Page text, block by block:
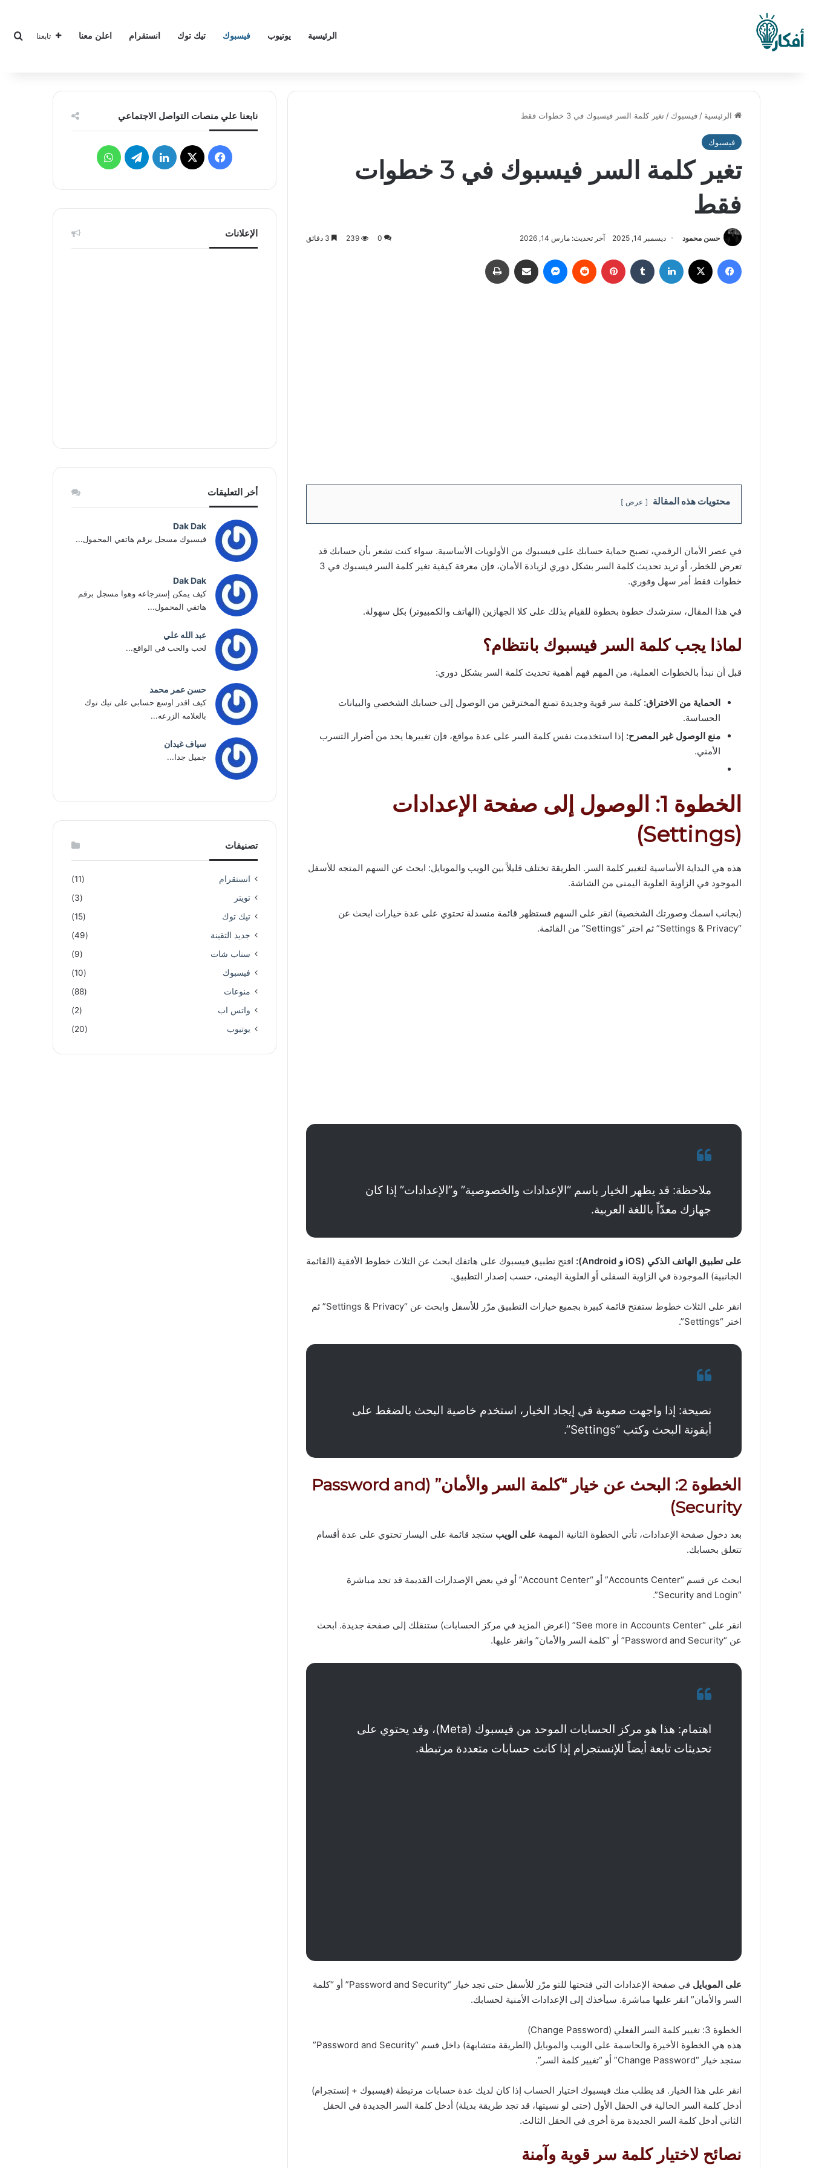
الرئيسية يوتيوب فيسبوك تيك توك انستقرام اعلن معنا تابعنا
الرئيسية / فيسبوك / تغير كلمة السر فيسبوك في 3 خطوات فقط
فيسبوك
تغير كلمة السر فيسبوك في 3 خطوات
فقط
حسن محمود ديسمبر 14, 2025 آخر تحديث: مارس 14, 2026 0
239
فيسبوك لينكدإن بينتيريست ماسنجر مشاركة عبر البريد
محتويات هذه المقالة عرض
في عصر الأمان الرقمي، تصبح حماية حسابك على فيسبوك من الأولويات الأساسية. سواء كنت تشعر بأن حسابك قد
تعرض للخطر، أو تريد تحديث كلمة السر بشكل دوري لزيادة الأمان، فإن معرفة كيفية تغير كلمة السر فيسبوك في 3
خطوات فقط أمر سهل وفوري.
في هذا المقال، سنرشدك خطوة بخطوة للقيام بذلك على كلا الجهازين (الهاتف والكمبيوتر) بكل سهولة.​
لماذا يجب كلمة السر فيسبوك بانتظام؟
قبل أن نبدأ بالخطوات العملية، من المهم فهم أهمية تحديث كلمة السر بشكل دوري:
الحماية من الاختراق: كلمة سر قوية وجديدة تمنع المخترقين من الوصول إلى حسابك الشخصي والبيانات
الحساسة.​
منع الوصول غير المصرح: إذا استخدمت نفس كلمة السر على عدة مواقع، فإن تغييرها يحد من أضرار التسرب
الأمني.​
الخطوة 1: الوصول إلى صفحة الإعدادات
(Settings)
هذه هي البداية الأساسية لتغيير كلمة السر. الطريقة تختلف قليلاً بين الويب والموبايل: ابحث عن السهم المتجه للأسفل
الموجود في الزاوية العلوية اليمنى من الشاشة.
(بجانب اسمك وصورتك الشخصية) انقر على السهم فستظهر قائمة منسدلة تحتوي على عدة خيارات ابحث عن
“Settings & Privacy” ثم اختر “Settings” من القائمة.​
ملاحظة: قد يظهر الخيار باسم “الإعدادات والخصوصية” و”الإعدادات” إذا كان
جهازك معدّاً باللغة العربية.
على تطبيق الهاتف الذكي (iOS و Android):
افتح تطبيق فيسبوك على هاتفك ابحث عن الثلاث خطوط الأفقية (القائمة
الجانبية) الموجودة في الزاوية السفلى أو العلوية اليمنى، حسب إصدار التطبيق.
انقر على الثلاث خطوط ستفتح قائمة كبيرة بجميع خيارات التطبيق مرّر للأسفل وابحث عن “Settings & Privacy” ثم
اختر “Settings”.​
نصيحة: إذا واجهت صعوبة في إيجاد الخيار، استخدم خاصية البحث بالضغط على
أيقونة البحث وكتب “Settings”.
الخطوة 2: البحث عن خيار “كلمة السر والأمان” (Password and
Security)
بعد دخول صفحة الإعدادات، تأتي الخطوة الثانية المهمة على الويب ستجد قائمة على اليسار تحتوي على عدة أقسام
تتعلق بحسابك.
ابحث عن قسم “Accounts Center” أو “Account Center” أو في بعض الإصدارات القديمة قد تجد مباشرة
“Security and Login”.​
انقر على “See more in Accounts Center” (اعرض المزيد في مركز الحسابات) ستنقلك إلى صفحة جديدة. ابحث
عن “Password and Security” أو “كلمة السر والأمان” وانقر عليها.​
اهتمام: هذا هو مركز الحسابات الموحد من فيسبوك (Meta)، وقد يحتوي على
تحديثات تابعة أيضاً للإنستجرام إذا كانت حسابات متعددة مرتبطة.
على الموبايل
في صفحة الإعدادات التي فتحتها للتو مرّر للأسفل حتى تجد خيار “Password and Security” أو “كلمة
السر والأمان” انقر عليها مباشرة. سيأخذك إلى الإعدادات الأمنية لحسابك.
الخطوة 3: تغيير كلمة السر الفعلي (Change Password)
هذه هي الخطوة الأخيرة والحاسمة على الويب والموبايل (الطريقة متشابهة) داخل قسم “Password and Security”
ستجد خيار “Change Password” أو “تغيير كلمة السر”.​
انقر على هذا الخيار. قد يطلب منك فيسبوك اختيار الحساب إذا كان لديك عدة حسابات مرتبطة (فيسبوك + إنستجرام)
أدخل كلمة السر الحالية في الحقل الأول (حتى لو نسيتها، قد تجد طريقة بديلة) أدخل كلمة السر الجديدة في الحقل
الثاني أدخل كلمة السر الجديدة مرة أخرى في الحقل الثالث.
نصائح لاختيار كلمة سر قوية وآمنة
نابعنا علي منصات التواصل الاجتماعي
فيسبوك
‫X لينكدإنتيلقرامواتساب
الإعلانات
أخر التعليقات
Dak Dak
فيسبوك مسجل برقم هاتفي المحمول...
Dak Dak
كيف يمكن إسترجاعه وهوا مسجل برقم
هاتفي المحمول...
عبد الله علي
لحب والحب في الواقع...
حسن عمر محمد
كيف اقدر اوسع حسابي على تيك توك
بالعلامه الزرعه...
سياف غيدان
جميل جدا...
تصنيفات
انستقرام
(11)
تويتر
(3)
تيك توك
(15)
جديد التقينة
(49)
سناب شات
(9)
فيسبوك
(10)
منوعات
(88)
واتس اب
(2)
يوتيوب
(20)